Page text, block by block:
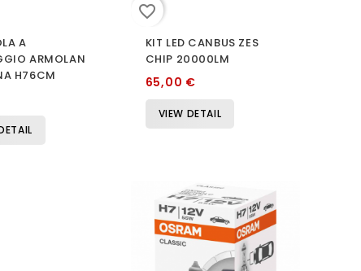
A
ARMOLAN
H76CM
favorite_border
KIT LED CANBUS ZES
CHIP 20000LM
65,00 €
VIEW DETAIL